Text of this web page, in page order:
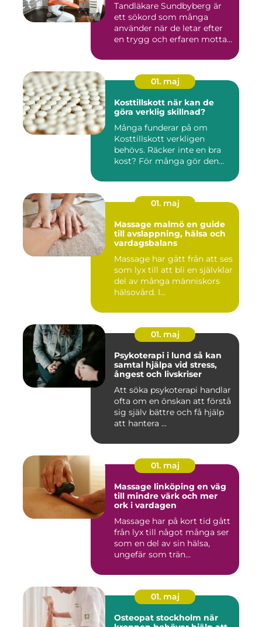
Tandläkare Sundbyberg är
ett sökord som många
använder när de letar efter
en trygg och erfaren motta...
01. maj
Kosttillskott när kan de
göra verklig skillnad?
Många funderar på om
Kosttillskott verkligen
behövs. Räcker inte en bra
kost? För många gör den
01. maj
Massage malmö en guide
till avslappning, hälsa och
vardagsbalans
Massage har gått från att ses
som lyx till att bli en självklar
del av många människors
hälsovård. I...
01. maj
Psykoterapi i lund så kan
samtal hjälpa vid stress,
ångest och livskriser
Att söka psykoterapi handlar
ofta om en önskan att förstå
sig själv bättre och få hjälp
att hantera ...
01. maj
Massage linköping en väg
till mindre värk och mer
ork i vardagen
Massage har på kort tid gått
från lyx till något många ser
som en del av sin hälsa,
ungefär som trän...
01. maj
Osteopat stockholm när